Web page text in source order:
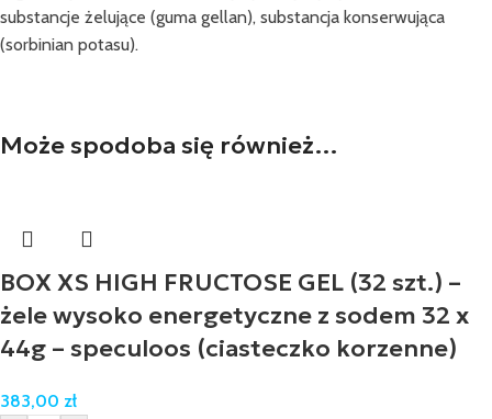
substancje żelujące (guma gellan), substancja konserwująca
(sorbinian potasu).
Może spodoba się również…
BOX XS HIGH FRUCTOSE GEL (32 szt.) –
żele wysoko energetyczne z sodem 32 x
44g – speculoos (ciasteczko korzenne)
383,00 zł